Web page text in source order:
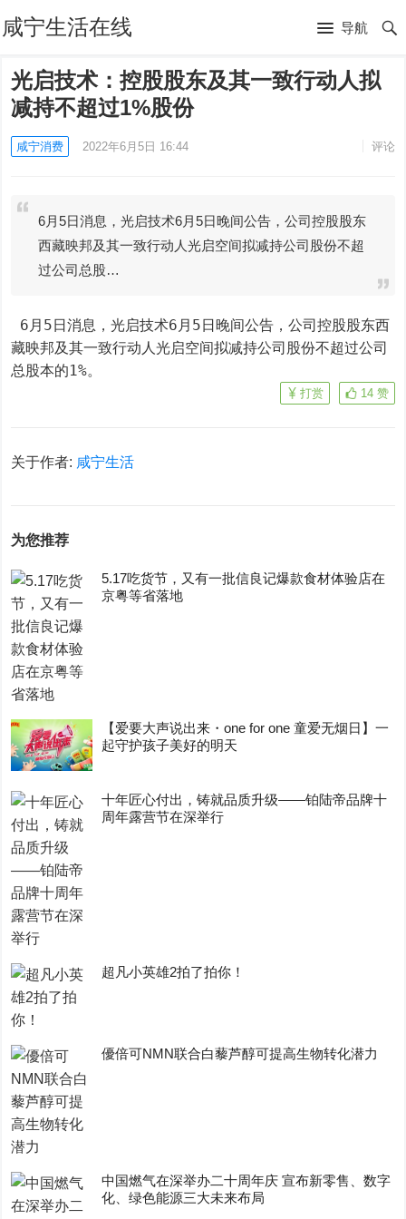
咸宁生活在线 导航
光启技术：控股股东及其一致行动人拟
减持不超过1%股份
咸宁消费 2022年6月5日 16:44 评论
6月5日消息，光启技术6月5日晚间公告，公司控股股东
西藏映邦及其一致行动人光启空间拟减持公司股份不超
过公司总股…
藏映邦及其一致行动人光启空间拟减持公司股份不超过公司
总股本的1%。
14 赞
打赏
关于作者: 咸宁生活
为您推荐
5.17吃货节，又有一批信良记爆款食材体验店在
京粤等省落地
【爱要大声说出来・one for one 童爱无烟日】一
起守护孩子美好的明天
十年匠心付出，铸就品质升级——铂陆帝品牌十
周年露营节在深举行
超凡小英雄2拍了拍你！
優倍可NMN联合白藜芦醇可提高生物转化潜力
中国燃气在深举办二十周年庆 宣布新零售、数字
化、绿色能源三大未来布局